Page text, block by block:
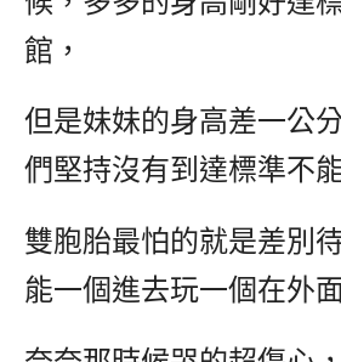
館，
但是妹妹的身高差一公
們堅持沒有到達標準不
雙胞胎最怕的就是差別
能一個進去玩一個在外